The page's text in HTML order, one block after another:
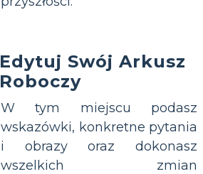
Edytuj Swój Arkusz
Roboczy
W tym miejscu podasz
wskazówki, konkretne pytania
i obrazy oraz dokonasz
wszelkich zmian